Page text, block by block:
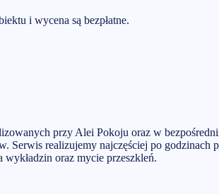
i wycena są bezpłatne.
przy Alei Pokoju oraz w
Serwis realizujemy najczęściej po
oraz mycie przeszkleń.